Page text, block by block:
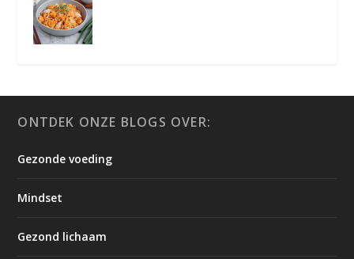
ONTDEK ONZE BLOGS OVER:
Gezonde voeding
Mindset
Gezond lichaam